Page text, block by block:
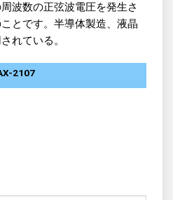
波数の正弦波電圧を発生さ
とです。半導体製造、液晶
れている。
2107